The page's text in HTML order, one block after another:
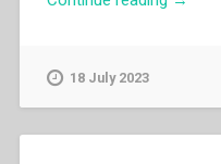
18 July 2023